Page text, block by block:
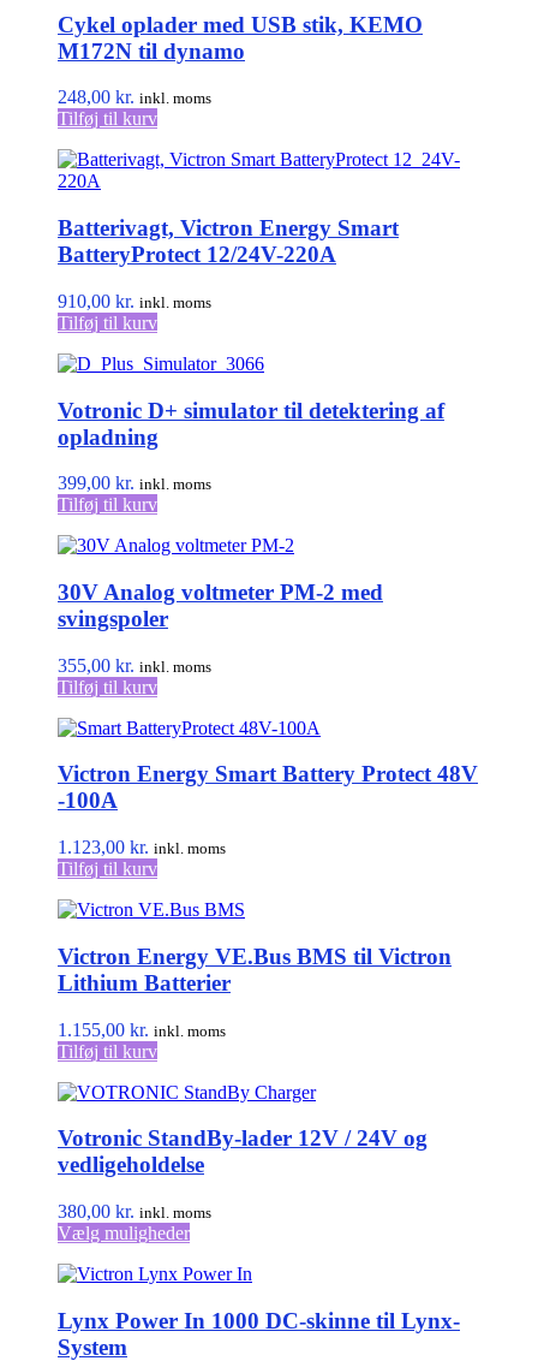
Cykel oplader med USB stik, KEMO
M172N til dynamo
248,00 kr. inkl. moms
Tilføj til kurv
Batterivagt, Victron Energy Smart
BatteryProtect 12/24V-220A
910,00 kr. inkl. moms
Tilføj til kurv
Votronic D+ simulator til detektering af
opladning
399,00 kr. inkl. moms
Tilføj til kurv
30V Analog voltmeter PM-2 med
svingspoler
355,00 kr. inkl. moms
Tilføj til kurv
Victron Energy Smart Battery Protect 48V
-100A
1.123,00 kr. inkl. moms
Tilføj til kurv
Victron Energy VE.Bus BMS til Victron
Lithium Batterier
1.155,00 kr. inkl. moms
Tilføj til kurv
Votronic StandBy-lader 12V / 24V og
vedligeholdelse
380,00 kr. inkl. moms
Vælg mulighederDette
har
varianter.
Lynx Power In 1000 DC-skinne til Lynx-
System